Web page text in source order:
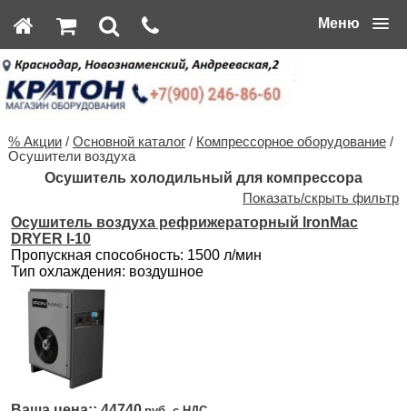
Меню
% Акции/ Основной каталог/ Компрессорное оборудование/
Осушители воздуха
Осушитель холодильный для компрессора
Показать/скрыть фильтр
Осушитель воздуха рефрижераторный IronMac
DRYER I-10
Пропускная способность: 1500 л/мин
Тип охлаждения: воздушное